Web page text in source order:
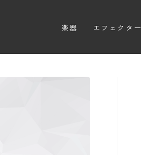
楽器 エフェクター